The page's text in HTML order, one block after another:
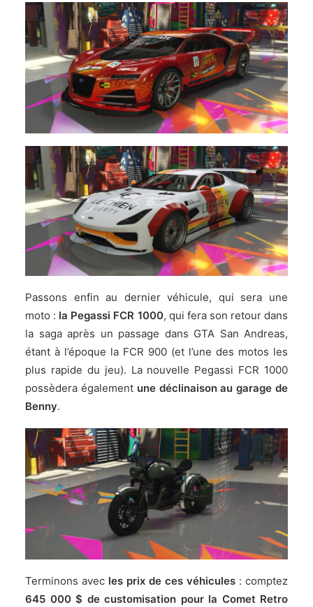
Passons enfin au dernier véhicule, qui sera une
moto : la Pegassi FCR 1000, qui fera son retour dans
la saga après un passage dans GTA San Andreas,
étant à l’époque la FCR 900 (et l’une des motos les
plus rapide du jeu). La nouvelle Pegassi FCR 1000
possèdera également une déclinaison au garage de
Benny.
Terminons avec les prix de ces véhicules : comptez
645 000 $ de customisation pour la Comet Retro